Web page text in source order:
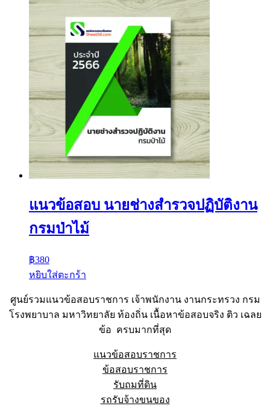
แนวข้อสอบ นายช่างสำรวจปฏิบัติงาน
กรมป่าไม้
฿380
หยิบใส่ตะกร้า
ศูนย์รวมแนวข้อสอบราชการ เจ้าพนักงาน งานกระทรวง กรม
โรงพยาบาล มหาวิทยาลัย ท้องถิ่น เนื้อหาข้อสอบจริง ติว เฉลย
ข้อ ครบมากที่สุด
แนวข้อสอบราชการ
ข้อสอบราชการ
รับถมที่ดิน
รถรับจ้างขนของ